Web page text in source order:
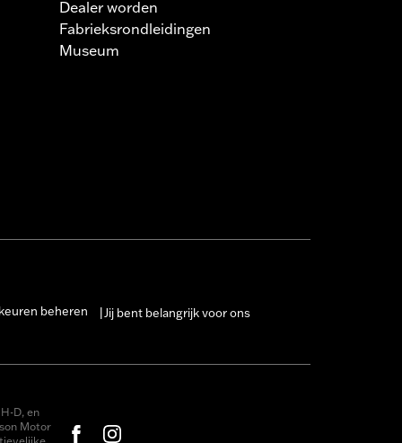
Dealer worden
Fabrieksrondleidingen
Museum
beheren Jij bent belangrijk voor ons
D, en
Motor